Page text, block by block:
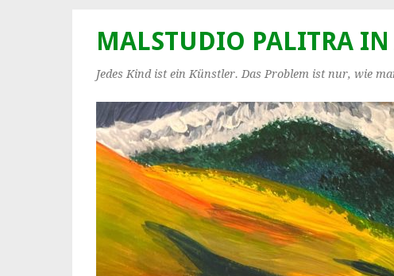
MALSTUDIO PALITRA IN
Jedes Kind ist ein Künstler. Das Problem ist nur, wie